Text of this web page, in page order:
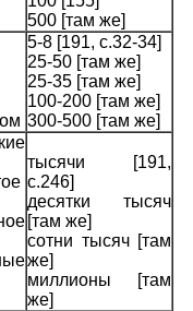
500 [там же]
5-8 [191, с.32-34]
25-50 [там же]
25-35 [там же]
100-200 [там же]
300-500 [там же]
тысячи [191,
с.246]
десятки тысяч
[там же]
сотни тысяч [там
же]
миллионы [там
же]